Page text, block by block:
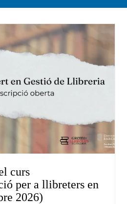
curs
per a llibreters en
2026)